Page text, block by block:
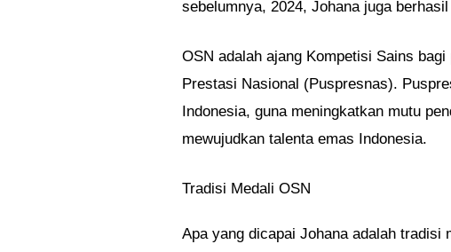
sebelumnya, 2024, Johana juga
OSN adalah ajang Kompetisi Sains
Prestasi Nasional (Puspresnas).
Indonesia, guna meningkatkan mutu
mewujudkan talenta emas Indonesia.
Tradisi Medali OSN
Apa yang dicapai Johana adalah